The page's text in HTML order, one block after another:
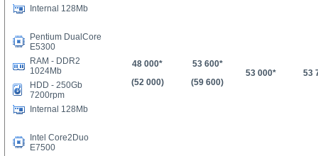
Internal 128Mb
Pentium DualCore
E5300
48 000*
(52 000)
53 600*
(59 600)
53 000* 53
RAM - DDR2
1024Mb
HDD - 250Gb
7200rpm
Internal 128Mb
Intel Core2Duo
E7500